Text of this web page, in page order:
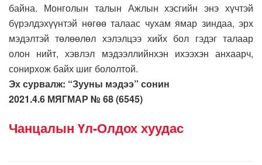
байна. Монголын талын Ажлын хэсгийн энэ хүчтэй
бүрэлдэхүүнтэй нөгөө талаас чухам ямар зиндаа, эрх
мэдэлтэй төлөөлөл хэлэлцээ хийх бол гэдэг талаар
олон нийт, хэвлэл мэдээллийнхэн ихээхэн анхаарч,
сонирхож байх шиг бололтой.
Эх сурвалж: “Зууны мэдээ” сонин
2021.4.6 МЯГМАР № 68 (6545)
Чанцалын Үл-Олдох хуудас